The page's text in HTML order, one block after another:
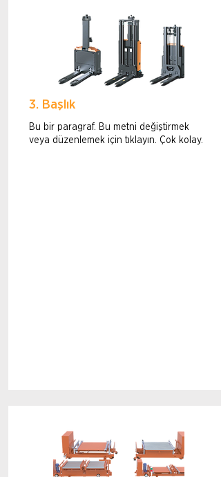
3. Başlık
Bu bir paragraf. Bu metni değiştirmek
veya düzenlemek için tıklayın. Çok kolay.